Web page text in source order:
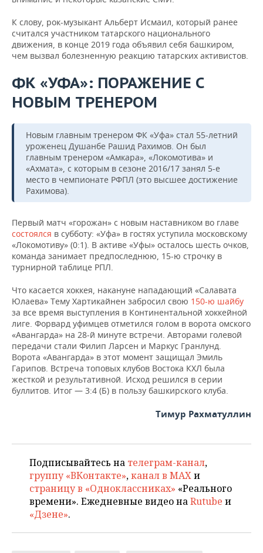
К слову, рок-музыкант Альберт Исмаил, который ранее
считался участником татарского национального
движения, в конце 2019 года объявил себя башкиром,
чем вызвал болезненную реакцию татарских активистов.
ФК «УФА»: ПОРАЖЕНИЕ С
НОВЫМ ТРЕНЕРОМ
Новым главным тренером ФК «Уфа» стал 55-летний
уроженец Душанбе Рашид Рахимов. Он был
главным тренером «Амкара», «Локомотива» и
«Ахмата», с которым в сезоне 2016/17 занял 5-е
место в чемпионате РФПЛ (это высшее достижение
Рахимова).
Первый матч «горожан» с новым наставником во главе
состоялся в субботу: «Уфа» в гостях уступила московскому
«Локомотиву» (0:1). В активе «Уфы» осталось шесть очков,
команда занимает предпоследнюю, 15-ю строчку в
турнирной таблице РПЛ.
Что касается хоккея, накануне нападающий «Салавата
Юлаева» Тему Хартикайнен забросил свою 150-ю шайбу
за все время выступления в Континентальной хоккейной
лиге. Форвард уфимцев отметился голом в ворота омского
«Авангарда» на 28-й минуте встречи. Авторами голевой
передачи стали Филип Ларсен и Маркус Гранлунд.
Ворота «Авангарда» в этот момент защищал Эмиль
Гарипов. Встреча топовых клубов Востока КХЛ была
жесткой и результативной. Исход решился в серии
буллитов. Итог — 3:4 (Б) в пользу башкирского клуба.
Тимур Рахматуллин
Подписывайтесь на телеграм-канал,
группу «ВКонтакте»,канал в MAXи
страницу в «Одноклассниках» «Реального
времени». Ежедневные видео наRutube и
«Дзене».